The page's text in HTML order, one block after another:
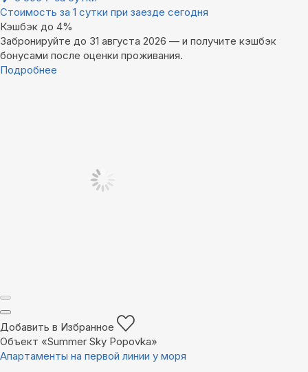
Стоимость за 1 сутки при заезде сегодня
Кэшбэк до 4%
Забронируйте до 31 августа 2026 — и получите кэшбэк
бонусами после оценки проживания.
Подробнее
Добавить в Избранное
Объект «Summer Sky Popovka»
Апартаменты на первой линии у моря